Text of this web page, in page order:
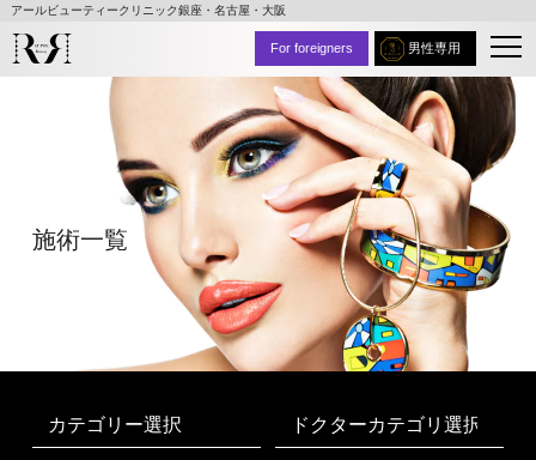
アールビューティークリニック銀座・名古屋・大阪
男性専用
For foreigners
施術⼀覧